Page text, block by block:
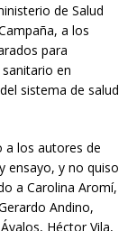
de Salud
a los
para
en
sistema de salud
a los autores de
ensayo, y no quiso
a Carolina Aromí,
Andino,
Héctor Vila,